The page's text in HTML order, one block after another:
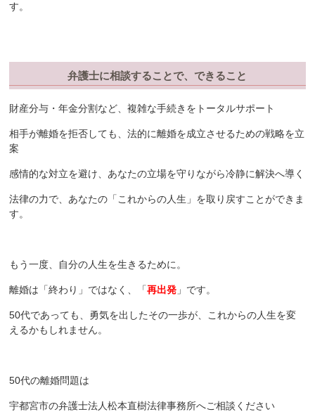
す。
弁護士に相談することで、できること
財産分与・年金分割など、複雑な手続きをトータルサポート
相手が離婚を拒否しても、法的に離婚を成立させるための戦略を立
案
感情的な対立を避け、あなたの立場を守りながら冷静に解決へ導く
法律の力で、あなたの「これからの人生」を取り戻すことができま
す。
もう一度、自分の人生を生きるために。
離婚は「終わり」ではなく、「再出発 」です。
50代であっても、勇気を出したその一歩が、これからの人生を変
えるかもしれません。
50代の離婚問題は
宇都宮市の弁護士法人松本直樹法律事務所へご相談ください